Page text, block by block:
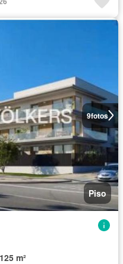
9fotos
Piso
125 m²